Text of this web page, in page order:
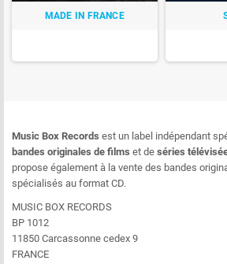
MADE IN FRANCE
Music Box Records est un label indépendant
bandes originales de films et de séries
propose également à la vente des bandes
spécialisés au format CD.
MUSIC BOX RECORDS
BP 1012
11850 Carcassonne cedex 9
FRANCE